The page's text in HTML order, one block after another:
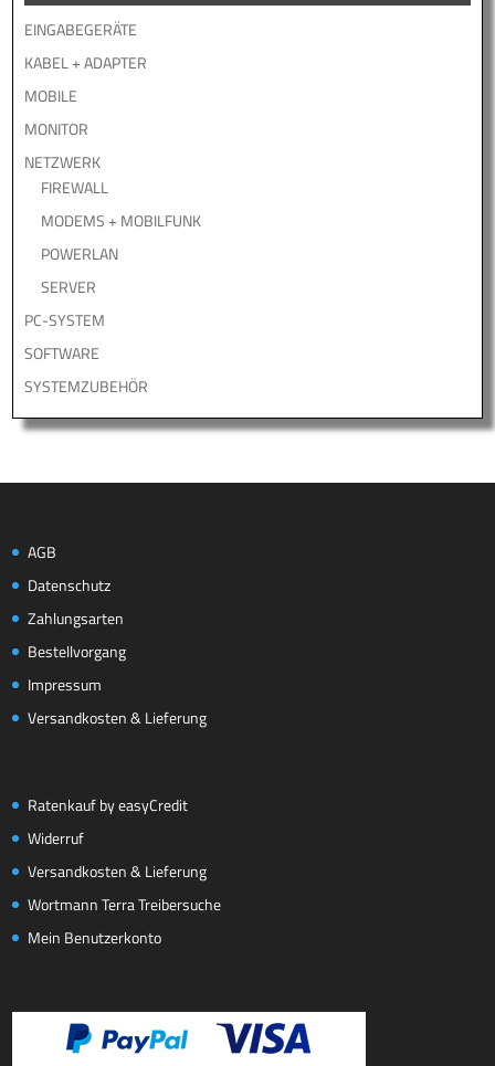
EINGABEGERÄTE
KABEL + ADAPTER
MOBILE
MONITOR
NETZWERK
FIREWALL
MODEMS + MOBILFUNK
POWERLAN
SERVER
PC-SYSTEM
SOFTWARE
SYSTEMZUBEHÖR
AGB
Datenschutz
Zahlungsarten
Bestellvorgang
Impressum
Versandkosten & Lieferung
Ratenkauf by easyCredit
Widerruf
Versandkosten & Lieferung
Wortmann Terra Treibersuche
Mein Benutzerkonto